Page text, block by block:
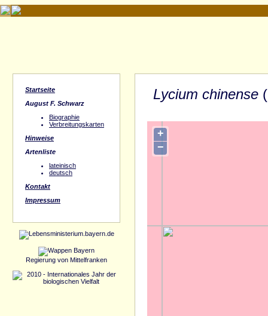
Startseite
August F. Schwarz
Biographie
Verbreitungskarten
Hinweise
Artenliste
lateinisch
deutsch
Kontakt
Impressum
Regierung von Mittelfranken
Lycium chinense
+
−